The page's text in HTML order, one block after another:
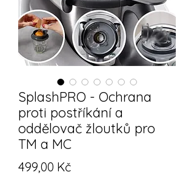
SplashPRO - Ochrana
proti postříkání a
oddělovač žloutků pro
TM a MC
499,00 KčCena